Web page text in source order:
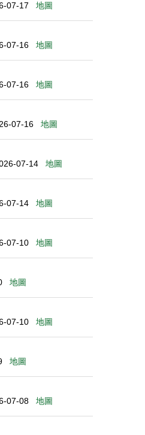
07-17 地圖
07-16 地圖
07-16 地圖
07-16 地圖
07-14 地圖
07-14 地圖
07-10 地圖
地圖
07-10 地圖
地圖
07-08 地圖